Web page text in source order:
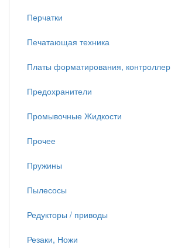
Перчатки
Печатающая техника
Платы форматирования, контроллер
Предохранители
Промывочные Жидкости
Прочее
Пружины
Пылесосы
Редукторы / приводы
Резаки, Ножи